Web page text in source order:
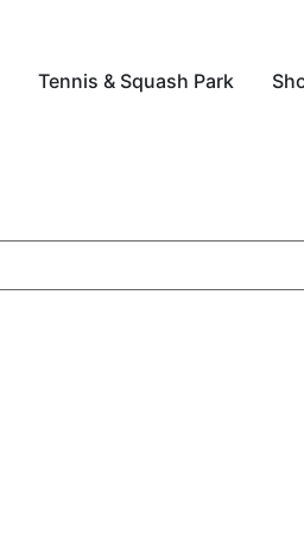
Tennis & Squash Park